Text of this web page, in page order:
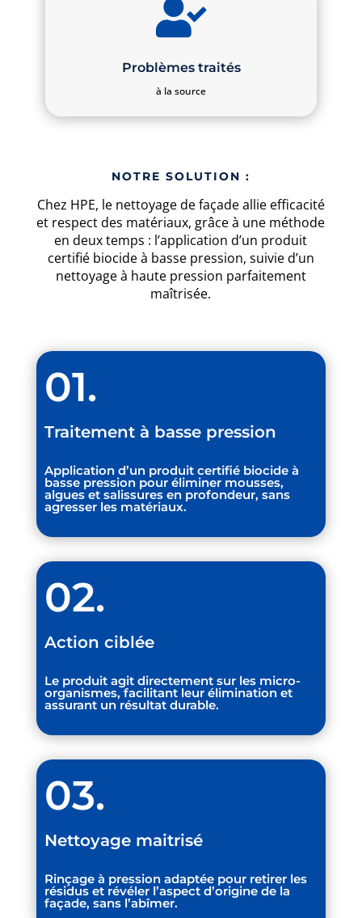

Problèmes traités
à la source
NOTRE SOLUTION :
Chez HPE, le nettoyage de façade allie efficacité
et respect des matériaux, grâce à une méthode
en deux temps : l’application d’un produit
certifié biocide à basse pression, suivie d’un
nettoyage à haute pression parfaitement
maîtrisée.
01.
Traitement à basse pression
Application d’un produit certifié biocideà
basse pression pour éliminer mousses,
algues et salissures en profondeur, sans
agresser les matériaux.
02.
Action ciblée
Le produit agit directement sur les micro-
organismes, facilitant leur élimination et
assurant unrésultat durable.
03.
Nettoyage maitrisé
Rinçage à pression adaptéepour retirer les
résidus et révéler l’aspect d’origine de la
façade, sans l’abîmer.